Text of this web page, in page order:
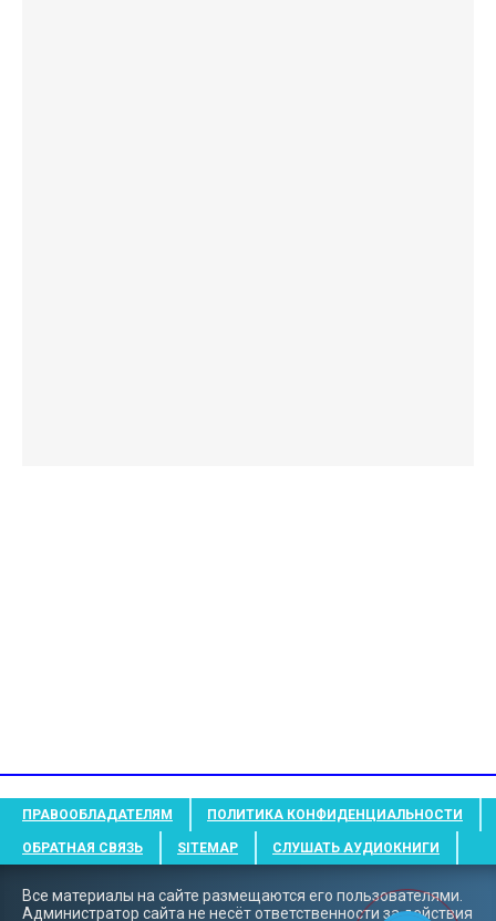
ПРАВООБЛАДАТЕЛЯМ ПОЛИТИКА КОНФИДЕНЦИАЛЬНОСТИ
ОБРАТНАЯ СВЯЗЬ SITEMAP СЛУШАТЬ АУДИОКНИГИ
Все материалы на сайте размещаются его пользователями.
Администратор сайта не несёт ответственности за действия